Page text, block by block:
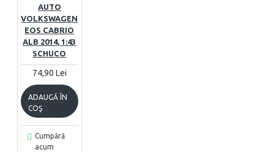
AUTO
VOLKSWAGEN
EOS CABRIO
ALB 2014, 1:43
SCHUCO
74,90 Lei
ADAUGĂ ÎN
COŞ
Cumpără
acum